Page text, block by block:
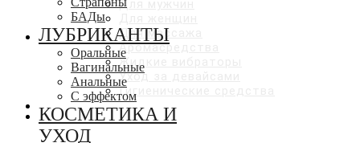
Для мужчин
Для массажа
Аромасредства
Жидкие вибраторы
Уход за девайсами
Гигиенические средства
СКИДКИ ДО 50%
БАДы
ЛУБРИКАНТЫ
Оральные
Вагинальные
Анальные
С эффектом
КОСМЕТИКА И
УХОД